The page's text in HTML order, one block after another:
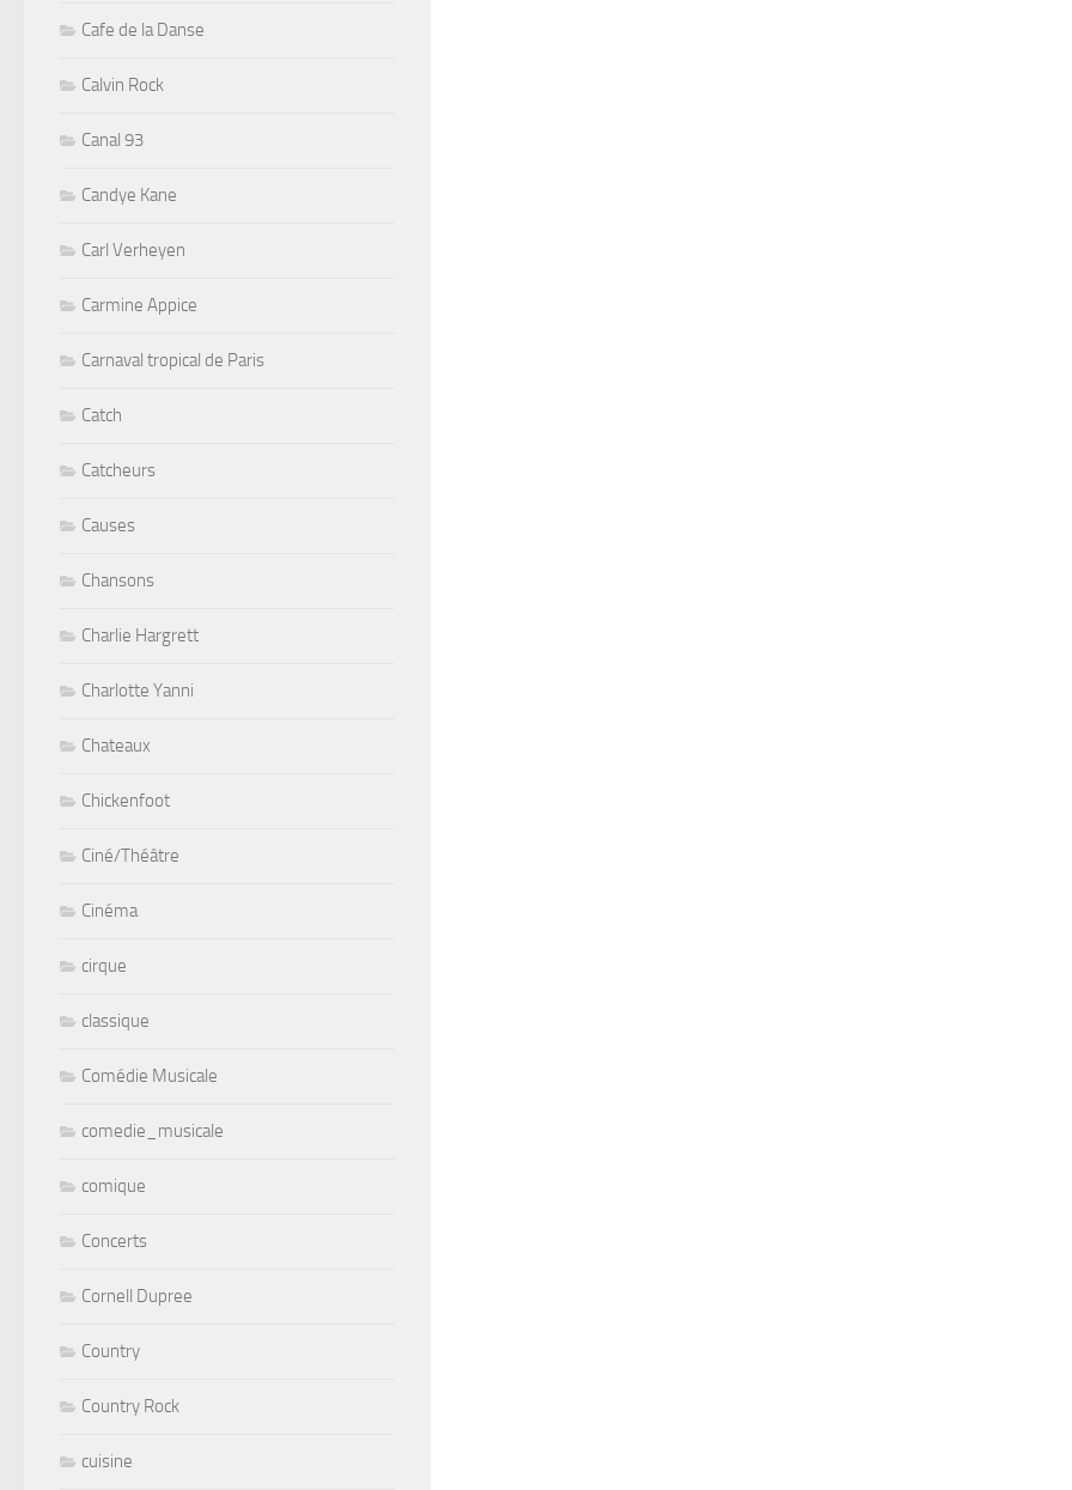
Cafe de la Danse
Calvin Rock
Canal 93
Candye Kane
Carl Verheyen
Carmine Appice
Carnaval tropical de Paris
Catch
Catcheurs
Causes
Chansons
Charlie Hargrett
Charlotte Yanni
Chateaux
Chickenfoot
Ciné/Théâtre
Cinéma
cirque
classique
Comédie Musicale
comedie_musicale
comique
Concerts
Cornell Dupree
Country
Country Rock
cuisine